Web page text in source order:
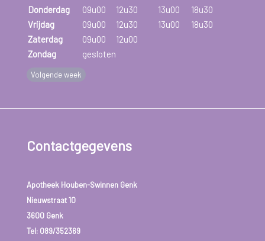
personen met klachten of symptomen die wijzen op
diabetes type 2 (dorst, terugkerende urogenitale
infecties, tekenen van diabetescomplicaties).
Donderdag
09u00 12u30 13u00
18u30
Vrijdag
09u00 12u30 13u00
18u30
Zaterdag
09u00
12u00
Zondag
gesloten
Volgende week
Contactgegevens
Apotheek Houben-Swinnen Genk
Nieuwstraat 10
3600 Genk
Tel: 089/352369